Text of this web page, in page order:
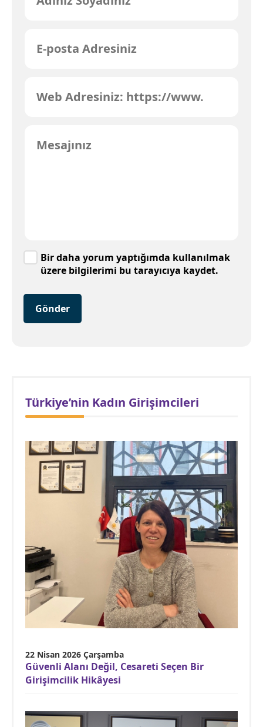
Bir daha yorum yaptığımda kullanılmak
üzere bilgilerimi bu tarayıcıya kaydet.
Gönder
Türkiye’nin Kadın Girişimcileri
22 Nisan 2026 Çarşamba
Güvenli Alanı Değil, Cesareti Seçen Bir
Girişimcilik Hikâyesi